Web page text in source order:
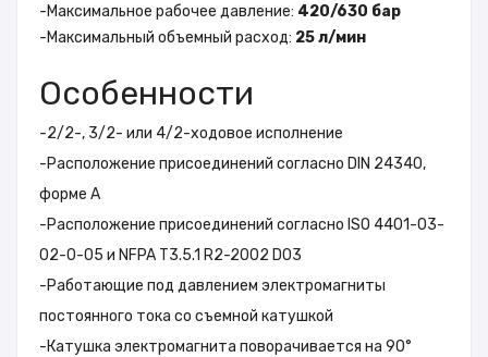
-Максимальное рабочее давление: 420/630 бар
-Максимальный объемный расход: 25 л/мин
Особенности
-2/2-, 3/2- или 4/2-ходовое исполнение
-Расположение присоединений согласно DIN 24340,
форме A
-Расположение присоединений согласно ISO 4401-03-
02-0-05 и NFPA T3.5.1 R2-2002 D03
-Работающие под давлением электромагниты
постоянного тока со съемной катушкой
-Катушка электромагнита поворачивается на 90°